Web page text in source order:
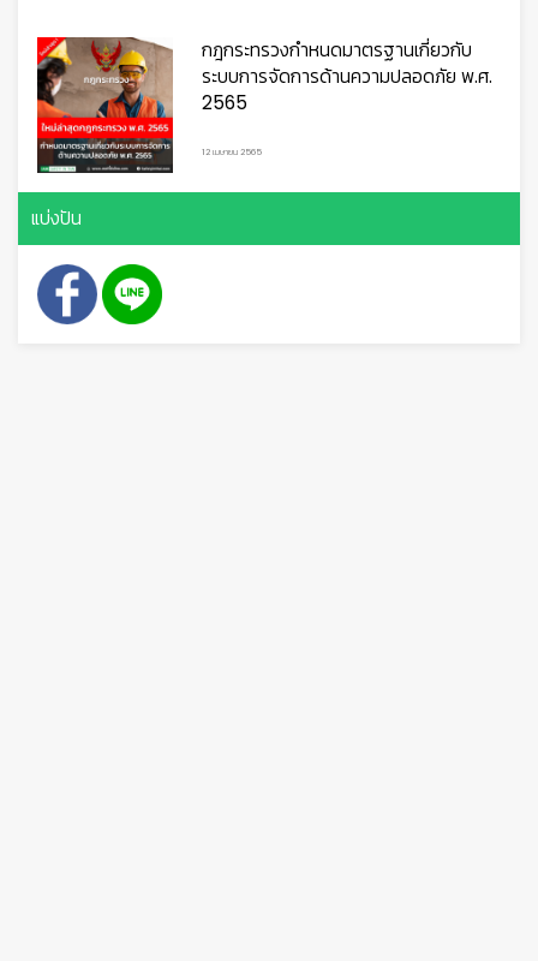
กฎกระทรวงกำหนดมาตรฐานเกี่ยวกับ
ระบบการจัดการด้านความปลอดภัย พ.ศ.
2565
12 เมษายน 2565
แบ่งปัน